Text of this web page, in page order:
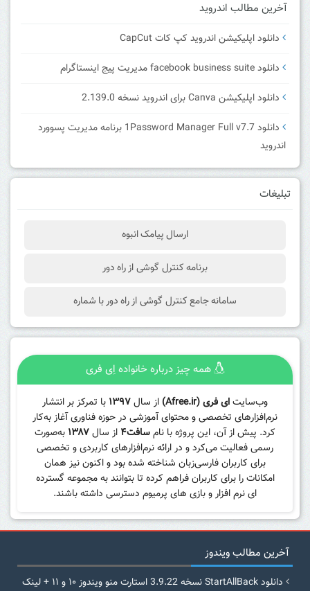
آخرین مطالب اندروید
دانلود اپلیکیشن اندروید کپ کات CapCut
دانلود facebook business suite مدیریت پیج اینستاگرام
دانلود اپلیکیشن Canva برای اندروید نسخه 2.139.0
دانلود 1Password Manager Full v7.7 برنامه مدیریت پسوورد
اندروید
تبلیغات
ارسال پیامک انبوه
برنامه کنترل گوشی از راه دور
سامانه جامع کنترل گوشی از راه دور با شماره
همه چیز درباره خانواده اِی فری
وب‌سایتای فری (Afree.ir) از سال۱۳۹۷ با تمرکز بر انتشار
نرم‌افزارهای تخصصی و محتوای آموزشی در حوزه فناوری آغاز به‌کار
کرد. پیش از آن، این پروژه با نامسافت۴ از سال۱۳۸۷ به‌صورت
رسمی فعالیت می‌کرد و در ارائه نرم‌افزارهای کاربردی و تخصصی
برای کاربران فارسی‌زبان شناخته شده بود و اکنون نیز همان
امکانات را برای کاربران فراهم کرده تا بتوانند به مجموعه گسترده
ای نرم افزار و بازی های پرمیوم دسترسی داشته باشند.
آخرین مطالب ویندوز
دانلود StartAllBack نسخه 3.9.22 استارت منو ویندوز ۱۰ و ۱۱ + لینک